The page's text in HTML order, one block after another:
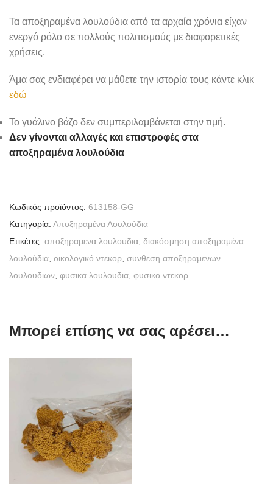
Τα αποξηραμένα λουλούδια από τα αρχαία χρόνια είχαν
ενεργό ρόλο σε πολλούς πολιτισμούς με διαφορετικές
χρήσεις.
Άμα σας ενδιαφέρει να μάθετε την ιστορία τους κάντε κλικ
εδώ
Το γυάλινο βάζο δεν συμπεριλαμβάνεται στην τιμή.
Δεν γίνονται αλλαγές και επιστροφές στα
αποξηραμένα λουλούδια
Κωδικός προϊόντος: 613158-GG
Κατηγορία: Αποξηραμένα Λουλούδια
Ετικέτες: αποξηραμενα λουλουδια, διακόσμηση αποξηραμένα
λουλούδια, οικολογικό ντεκορ, συνθεση αποξηραμενων
λουλουδιων, φυσικα λουλουδια, φυσικο ντεκορ
Μπορεί επίσης να σας αρέσει…